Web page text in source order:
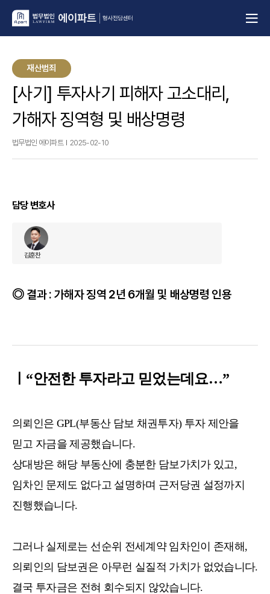
재산범죄
[사기] 투자사기 피해자 고소대리,
가해자 징역형 및 배상명령
법무법인 에이파트 2025-02-10
담당 변호사
김훈찬
결과 : 가해자 징역 2년 6개월 및 배상명령 인용
ㅣ“안전한 투자라고 믿었는데요…”
의뢰인은 GPL(부동산 담보 채권투자) 투자 제안을
믿고 자금을 제공했습니다.
상대방은 해당 부동산에 충분한 담보가치가 있고,
임차인 문제도 없다고 설명하며 근저당권 설정까지
진행했습니다.
그러나 실제로는 선순위 전세계약 임차인이 존재해,
의뢰인의 담보권은 아무런 실질적 가치가 없었습니다.
결국 투자금은 전혀 회수되지 않았습니다.